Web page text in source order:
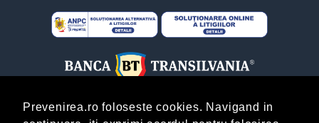
Prevenirea.ro foloseste cookies. Navigand in